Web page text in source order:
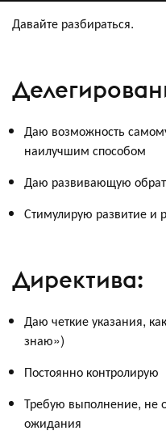
Давайте разбираться.
Даю возможность
наилучшим способом
Даю развивающую
Стимулирую развитие и
Директива:
Даю четкие указания,
знаю»)
Постоянно контролирую
Требую выполнение, не
ожидания